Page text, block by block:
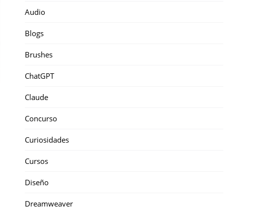
Audio
Blogs
Brushes
ChatGPT
Claude
Concurso
Curiosidades
Cursos
Diseño
Dreamweaver